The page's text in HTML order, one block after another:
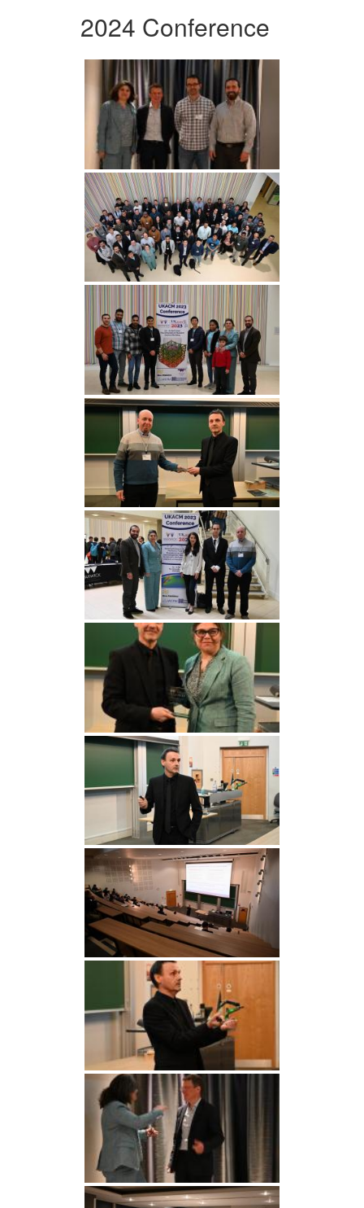
2024 Conference